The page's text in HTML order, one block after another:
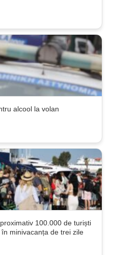
alcool la volan
100.000 de turiști
minivacanța de trei zile